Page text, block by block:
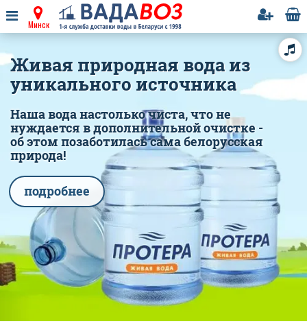
Минск
Живая природная вода из
уникального источника
Наша вода настолько чиста, что не
нуждается в дополнительной очистке -
об этом позаботилась сама белорусская
природа!
подробнее